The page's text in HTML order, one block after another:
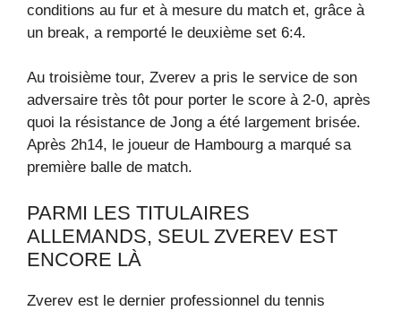
conditions au fur et à mesure du match et, grâce à
un break, a remporté le deuxième set 6:4.
Au troisième tour, Zverev a pris le service de son
adversaire très tôt pour porter le score à 2-0, après
quoi la résistance de Jong a été largement brisée.
Après 2h14, le joueur de Hambourg a marqué sa
première balle de match.
PARMI LES TITULAIRES
ALLEMANDS, SEUL ZVEREV EST
ENCORE LÀ
Zverev est le dernier professionnel du tennis